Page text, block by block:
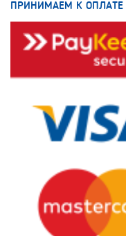
ПРИНИМАЕМ К ОПЛАТЕ